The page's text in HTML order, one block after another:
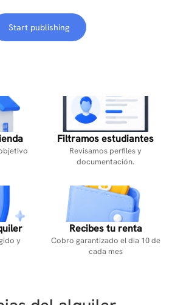
Start publishing
Filtramos estudiantes
Revisamos perfiles y
documentación.
y
Recibes tu renta
Cobro garantizado el dia 10 de
cada mes